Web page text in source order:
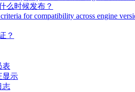
么时候发布？
for compatibility across engine
？
表
显示
志